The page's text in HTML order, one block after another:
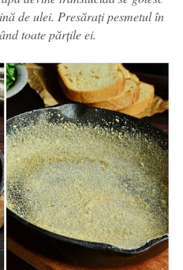
de ulei. Presărați pesmetul în
toate părțile ei.